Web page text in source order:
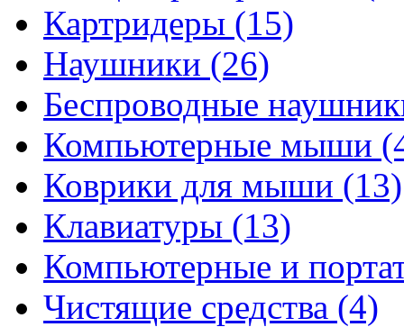
Картридеры (15)
Наушники (26)
Беспроводные
Компьютерные мыши
Коврики для мыши (13)
Клавиатуры (13)
Компьютерные и
Чистящие средства (4)